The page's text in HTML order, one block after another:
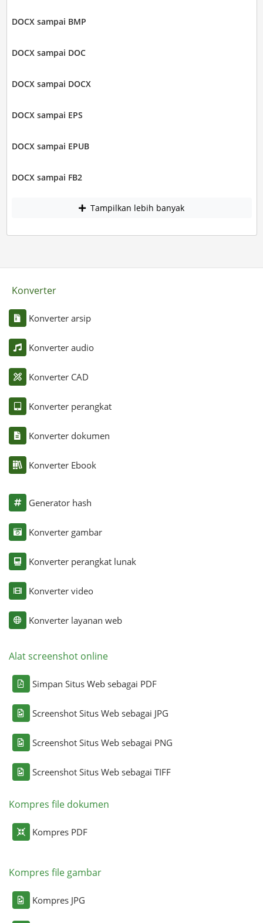
DOCX sampai BMP
DOCX sampai DOC
DOCX sampai DOCX
DOCX sampai EPS
DOCX sampai EPUB
DOCX sampai FB2
Tampilkan lebih banyak
Konverter
Konverter arsip
Konverter audio
Konverter CAD
Konverter perangkat
Konverter dokumen
Konverter Ebook
Generator hash
Konverter gambar
Konverter perangkat lunak
Konverter video
Konverter layanan web
Alat screenshot online
Simpan Situs Web sebagai PDF
Screenshot Situs Web sebagai JPG
Screenshot Situs Web sebagai PNG
Screenshot Situs Web sebagai TIFF
Kompres file dokumen
Kompres PDF
Kompres file gambar
Kompres JPG